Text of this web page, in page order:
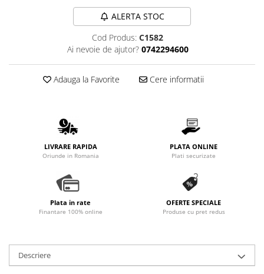
Pliculete Zahar si Miere
Aparate SH
Accesorii si intretinere
ALERTA STOC
Cod Produs: C1582
Ai nevoie de ajutor? 0742294600
Adauga la Favorite Cere informatii
LIVRARE RAPIDA
Oriunde in Romania
PLATA ONLINE
Plati securizate
Plata in rate
Finantare 100% online
OFERTE SPECIALE
Produse cu pret redus
Descriere